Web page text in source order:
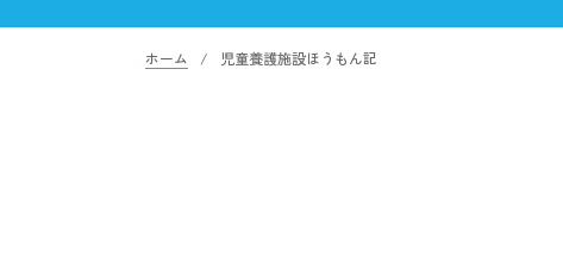
ホーム 児童養護施設ほうもん記